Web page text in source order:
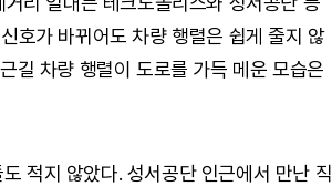
호가 바뀌어도 차량 행렬은 쉽게 줄지 않
길 차량 행렬이 도로를 가득 메운 모습은
적지 않았다. 성서공단 인근에서 만난 직